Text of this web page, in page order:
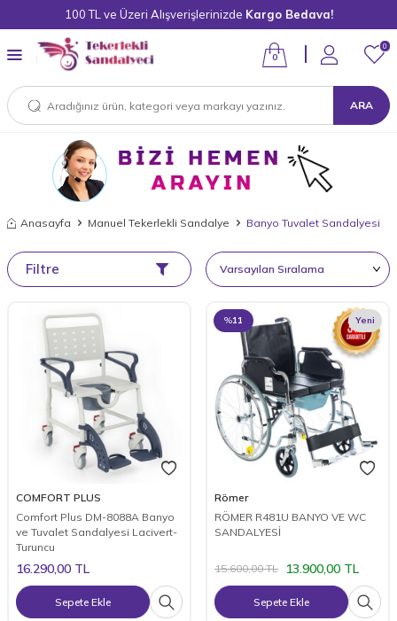
100 TL ve Üzeri Alışverişlerinizde Kargo Bedava!
ARA
0
0
Anasayfa Manuel Tekerlekli Sandalye Banyo Tuvalet Sandalyesi
Filtre
COMFORT PLUS
Comfort Plus DM-8088A Banyo
ve Tuvalet Sandalyesi Lacivert-
Turuncu
16.290,00 TL
Sepete Ekle
%11 Yeni
Römer
RÖMER R481U BANYO VE WC
SANDALYESİ
15.600,00TL 13.900,00 TL
Sepete Ekle